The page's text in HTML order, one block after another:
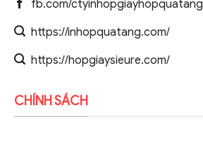
fb.com/ctyinhopgiayhopquatang
https://inhopquatang.com/
https://hopgiaysieure.com/
CHÍNH SÁCH